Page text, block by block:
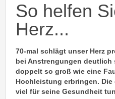
So helfen
Herz...
70-mal schlägt unser Herz
bei Anstrengungen deutlich
doppelt so groß wie eine
Hochleistung erbringen.
viel für seine Gesundheit